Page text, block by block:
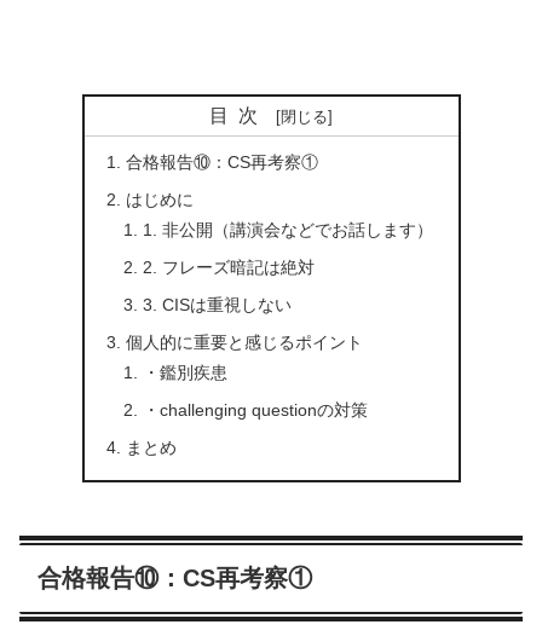
目次
合格報告⑩：CS再考察①
はじめに
1. 非公開（講演会などでお話します）
2. フレーズ暗記は絶対
3. CISは重視しない
個人的に重要と感じるポイント
・鑑別疾患
・challenging questionの対策
まとめ
合格報告⑩：CS再考察①